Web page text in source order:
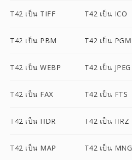
T42 เป็น TIFF T42 เป็น ICO
T42 เป็น PBM T42 เป็น PGM
T42 เป็น WEBP T42 เป็น JPEG
T42 เป็น FAX T42 เป็น FTS
T42 เป็น HDR T42 เป็น HRZ
T42 เป็น MAP T42 เป็น MNG